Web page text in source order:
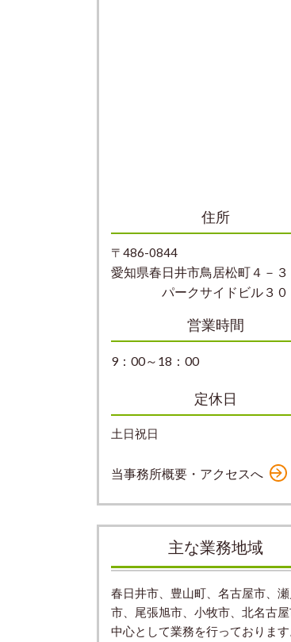
住所
〒486-0844
愛知県春日井市鳥居松町４－３
パークサイドビル３０
営業時間
9：00～18：00
定休日
土日祝日
当事務所概要・アクセスへ
主な業務地域
春日井市、豊山町、 名古屋市、
市、尾張旭市、小牧市、北名古
中心として業務を行っております